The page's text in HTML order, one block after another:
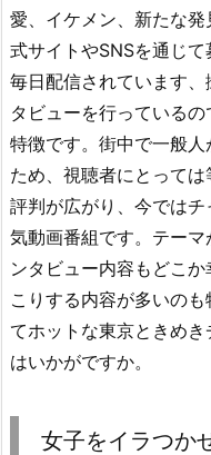
愛、イケメン、新たな
式サイトやSNSを通じて
毎日配信されています
タビューを行っている
特徴です。街中で一般
ため、視聴者にとって
評判が広がり、今では
気動画番組です。テー
ンタビュー内容もどこ
こりする内容が多いの
てホットな東京ときめ
はいかがですか。
女子をイラつか